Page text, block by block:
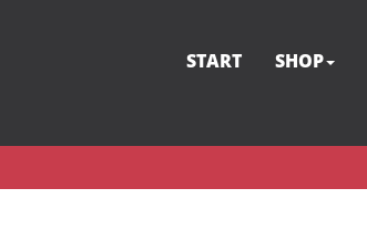
START SHOP